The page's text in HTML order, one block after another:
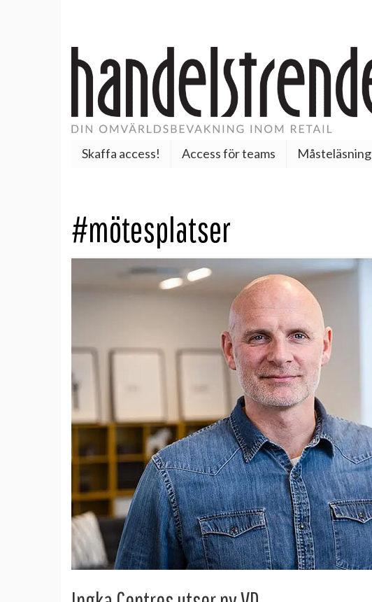
Skaffa access! Access för teams Måsteläsning
#mötesplatser